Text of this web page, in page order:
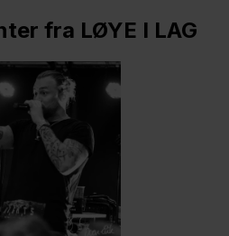
fra LØYE I LAG